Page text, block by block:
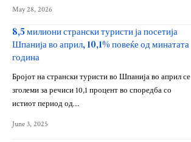
May 28, 2026
8,5 милиони странски туристи ја посетија
Шпанија во април, 10,1% повеќе од минатата
година
Бројот на странски туристи во Шпанија во април се
зголеми за речиси 10,1 процент во споредба со
истиот период од…
June 3, 2025